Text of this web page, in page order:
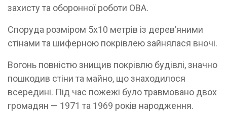
захисту та оборонної роботи ОВА.
Споруда розміром 5х10 метрів із дерев’яними
стінами та шиферною покрівлею зайнялася вночі.
Вогонь повністю знищив покрівлю будівлі, значно
пошкодив стіни та майно, що знаходилося
всередині. Під час пожежі було травмовано двох
громадян — 1971 та 1969 років народження.